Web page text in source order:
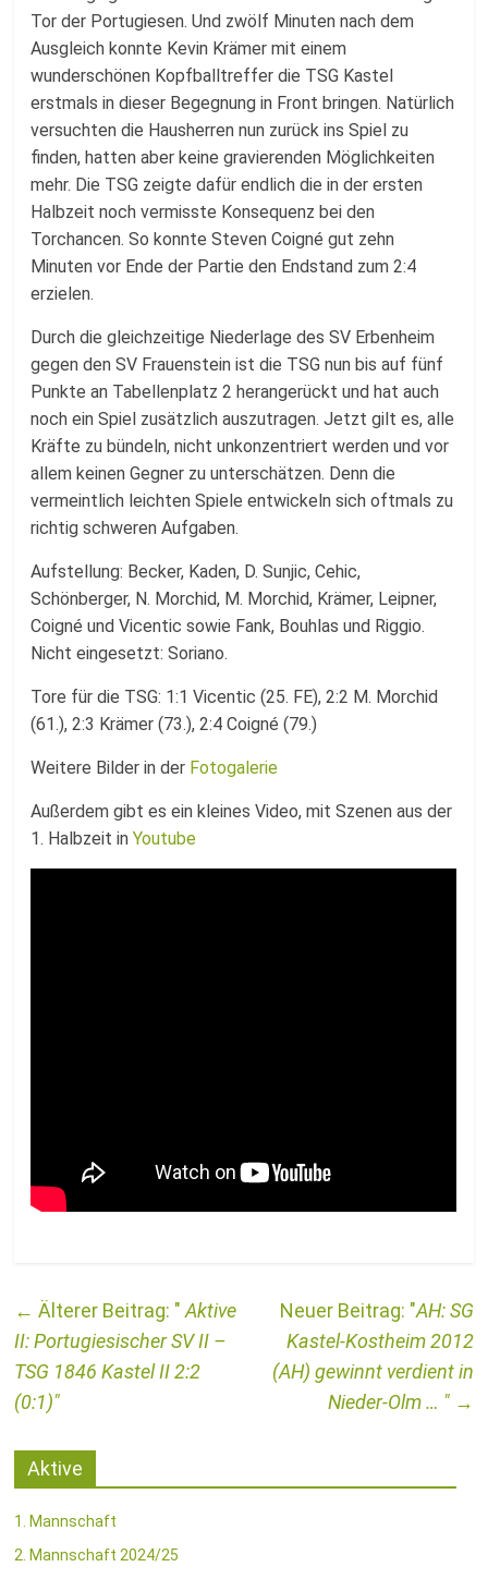
Tor der Portugiesen. Und zwölf Minuten nach dem
Ausgleich konnte Kevin Krämer mit einem
wunderschönen Kopfballtreffer die TSG Kastel
erstmals in dieser Begegnung in Front bringen. Natürlich
versuchten die Hausherren nun zurück ins Spiel zu
finden, hatten aber keine gravierenden Möglichkeiten
mehr. Die TSG zeigte dafür endlich die in der ersten
Halbzeit noch vermisste Konsequenz bei den
Torchancen. So konnte Steven Coigné gut zehn
Minuten vor Ende der Partie den Endstand zum 2:4
erzielen.
Durch die gleichzeitige Niederlage des SV Erbenheim
gegen den SV Frauenstein ist die TSG nun bis auf fünf
Punkte an Tabellenplatz 2 herangerückt und hat auch
noch ein Spiel zusätzlich auszutragen. Jetzt gilt es, alle
Kräfte zu bündeln, nicht unkonzentriert werden und vor
allem keinen Gegner zu unterschätzen. Denn die
vermeintlich leichten Spiele entwickeln sich oftmals zu
richtig schweren Aufgaben.
Aufstellung: Becker, Kaden, D. Sunjic, Cehic,
Schönberger, N. Morchid, M. Morchid, Krämer, Leipner,
Coigné und Vicentic sowie Fank, Bouhlas und Riggio.
Nicht eingesetzt: Soriano.
Tore für die TSG: 1:1 Vicentic (25. FE), 2:2 M. Morchid
(61.), 2:3 Krämer (73.), 2:4 Coigné (79.)
Weitere Bilder in der Fotogalerie
Außerdem gibt es ein kleines Video, mit Szenen aus der
1. Halbzeit inYoutube
←
Aktive
II: Portugiesischer SV II –
TSG 1846 Kastel II 2:2
(0:1)
AH: SG
Kastel-Kostheim 2012
(AH) gewinnt verdient in
Nieder-Olm …
→
Aktive
1. Mannschaft
2. Mannschaft 2024/25